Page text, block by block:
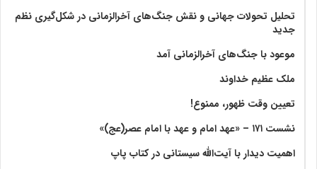
تحلیل تحولات جهانی و نقش جنگ‌های آخرالزمانی در شکل‌گیری نظم
جدید
موعود با جنگ‌های آخرالزمانی آمد
ملک عظیم خداوند
تعیین وقت ظهور، ممنوع!
نشست ۱۷۱ – «عهد امام و عهد با امام عصر(عج)»
اهمیت دیدار با آیت‌الله سیستانی در کتاب پاپ